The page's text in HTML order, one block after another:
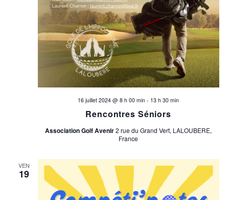
Rencontres Séniors
16 juillet 2024 @ 8 h 00 min - 13 h 30 min
Association Golf Avenir2 rue du Grand Vert, LALOUBERE,
France
VEN
19